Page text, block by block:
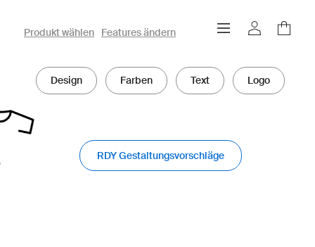
owayo 3D-Konfigurator
Produkt wählen Features ändern
Design Farben Text Logo
RDY Gestaltungsvorschläge